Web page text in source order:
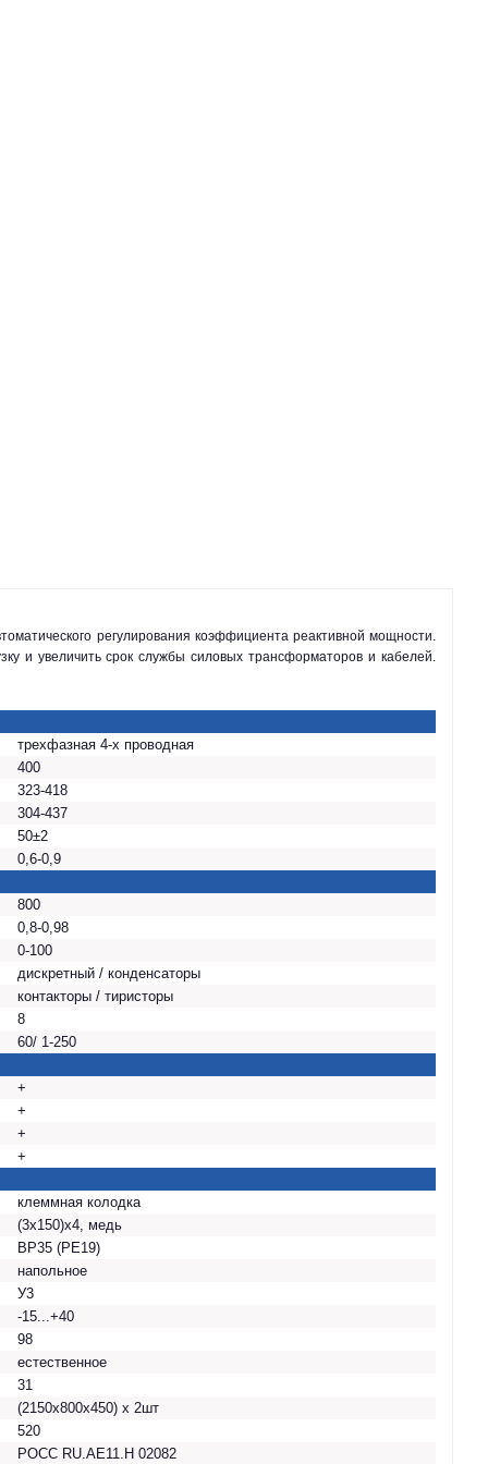
и увеличить срок службы силовых трансформаторов и кабелей.
трехфазная 4-х проводная
400
323-418
304-437
50±2
0,6-0,9
800
0,8-0,98
0-100
дискретный / конденсаторы
контакторы / тиристоры
8
60/ 1-250
+
+
+
+
клеммная колодка
(3х150)х4, медь
ВР35 (РЕ19)
напольное
У3
-15...+40
98
естественное
31
(2150х800х450) х 2шт
520
РОСС RU.AE11.H 02082